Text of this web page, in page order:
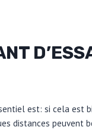
est: si cela est
distances peuvent